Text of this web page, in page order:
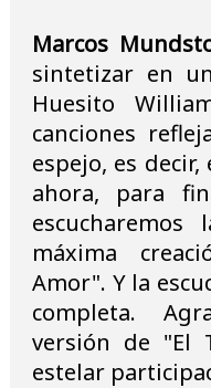
Marcos
sintetizar en
Huesito
canciones
espejo, es
ahora, para
máxima
Amor". Y la
completa.
versión de "El
estelar